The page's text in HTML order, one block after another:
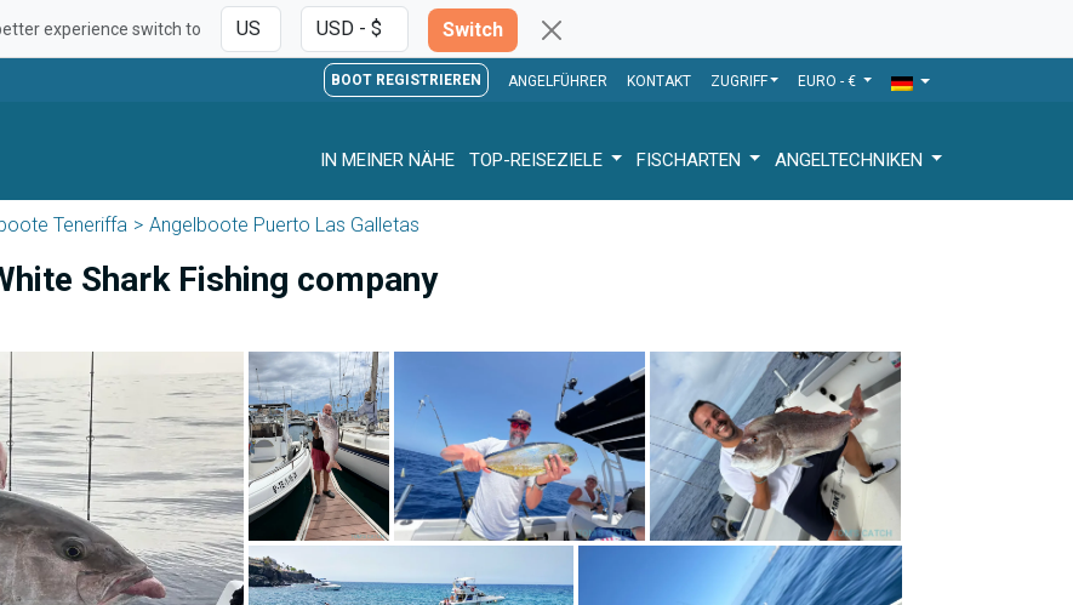
experience switch to Switch
BOOT REGISTRIEREN ANGELFÜHRER KONTAKT ZUGRIFF EURO - €
IN MEINER NÄHE TOP-REISEZIELE FISCHARTEN ANGELTECHNIKEN
Teneriffa Angelboote Puerto Las Galletas
Shark Fishing company